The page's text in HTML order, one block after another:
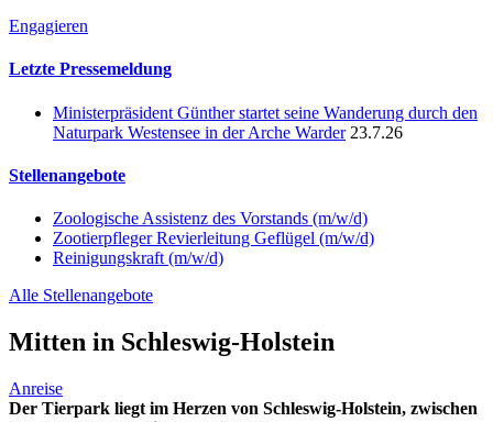
Engagieren
Letzte Pressemeldung
Ministerpräsident Günther startet seine Wanderung durch den
Naturpark Westensee in der Arche Warder23.7.26
Stellenangebote
Zoologische Assistenz des Vorstands (m/w/d)
Zootierpfleger Revierleitung Geflügel (m/w/d)
Reinigungskraft (m/w/d)
Alle Stellenangebote
Mitten in Schleswig-Holstein
Anreise
Der Tierpark liegt im Herzen von Schleswig-Holstein, zwischen